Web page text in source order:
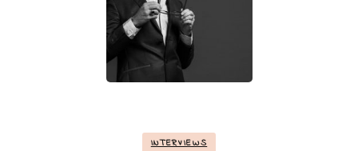
INTERVIEWS